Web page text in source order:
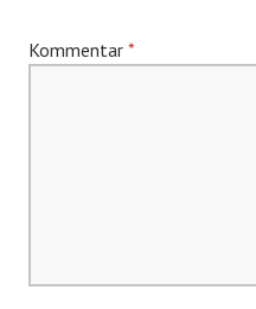
Kommentar *